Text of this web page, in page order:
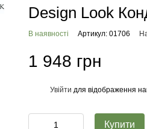
Design Look
В наявності Артикул: 01706
1 948 грн
Увійти для відображення
Купити